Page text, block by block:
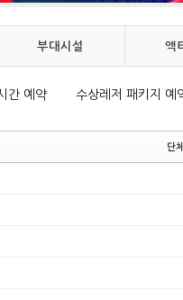
부대시설 액
간 예약 수상레저 패키지 예
단